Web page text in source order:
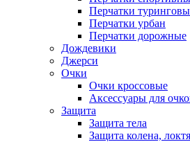
Перчатки
Перчатки урбан
Перчатки дорожные
Дождевики
Джерси
Очки
Очки кроссовые
Аксессуары для
Защита
Защита тела
Защита колена, локтя